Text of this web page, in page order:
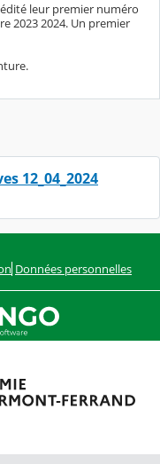
leur premier numéro
2023 2024. Un premier
12_04_2024
Données personnelles